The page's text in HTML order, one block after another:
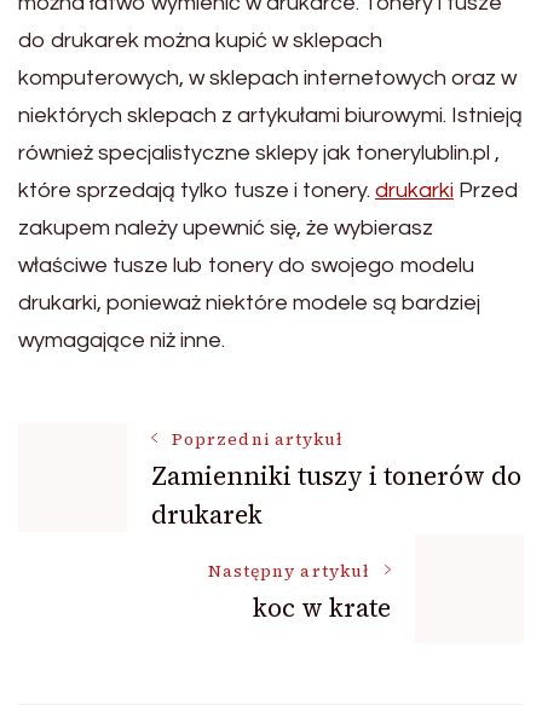
do drukarek można kupić w sklepach
komputerowych, w sklepach internetowych oraz w
niektórych sklepach z artykułami biurowymi. Istnieją
również specjalistyczne sklepy jak tonerylublin.pl ,
które sprzedają tylko tusze i tonery. drukarki Przed
zakupem należy upewnić się, że wybierasz
właściwe tusze lub tonery do swojego modelu
drukarki, ponieważ niektóre modele są bardziej
wymagające niż inne.
Nawigacja
wpisu
Poprzedni artykuł
Zamienniki tuszy i tonerów do
drukarek
Następny artykuł
koc w krate